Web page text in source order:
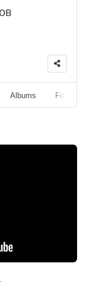
Albums Followers